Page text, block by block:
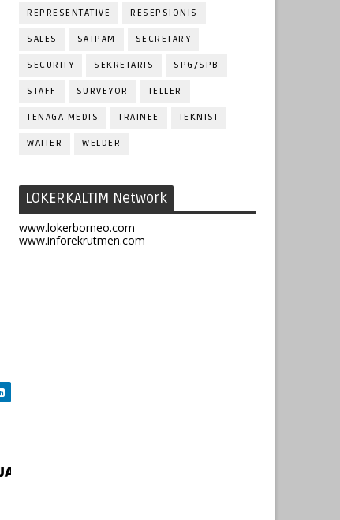
REPRESENTATIVE RESEPSIONIS
SALES SATPAM SECRETARY
SECURITY SEKRETARIS SPG/SPB
STAFF SURVEYOR TELLER
TENAGA MEDIS TRAINEE TEKNISI
WAITER WELDER
LOKERKALTIM Network
www.lokerborneo.com
www.inforekrutmen.com